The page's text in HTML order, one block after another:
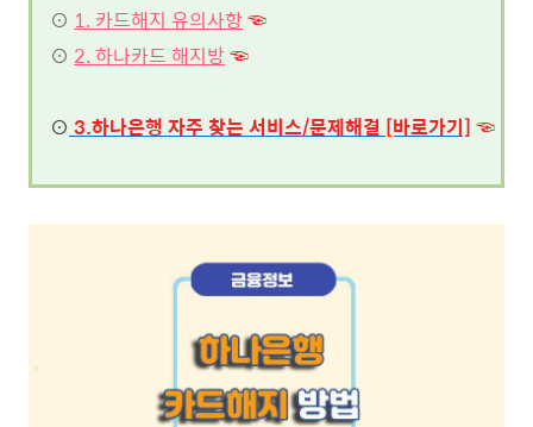
⊙ 1. 카드해지 유의사항 ☜
⊙ 2. 하나카드 해지방 ☜
⊙ 3.하나은행 자주 찾는 서비스/문제해결 [바로가기] ☜